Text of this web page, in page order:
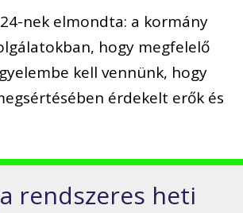
nek elmondta: a kormány
hogy megfelelő
kell vennünk, hogy
érdekelt erők és
rendszeres heti